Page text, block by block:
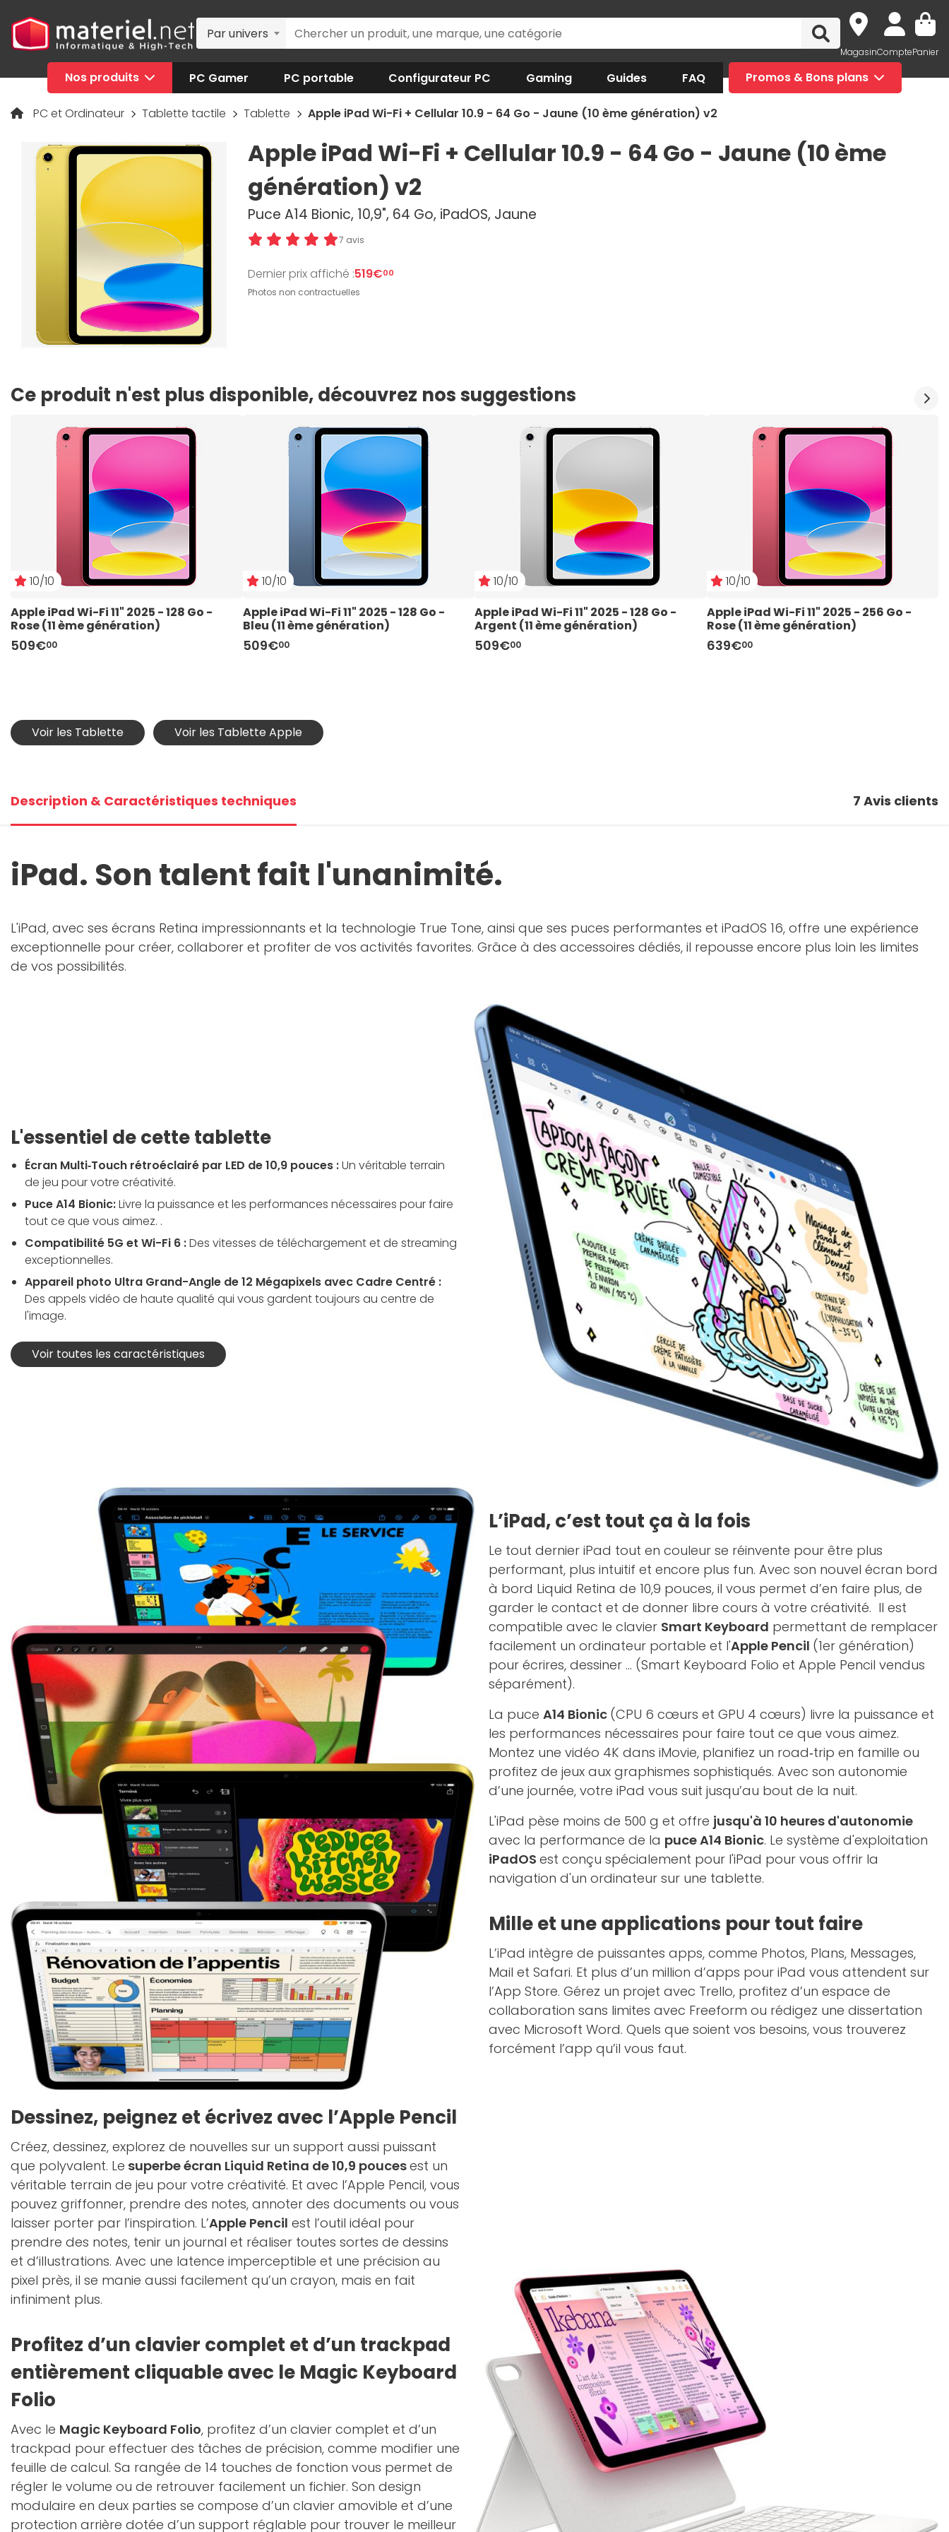
Par univers
MagasinComptePanier
Nos produits PC Gamer PC portable Configurateur PC Gaming Guides FAQ Promos & Bons plans
PC et Ordinateur Tablette tactile Tablette Apple iPad Wi-Fi + Cellular 10.9 - 64 Go - Jaune (10 ème génération) v2
Apple iPad Wi-Fi + Cellular 10.9 - 64 Go - Jaune (10 ème
génération) v2
Puce A14 Bionic, 10,9", 64 Go, iPadOS, Jaune
7 avis
Dernier prix affiché :519€00
Photos non contractuelles
Ce produit n'est plus disponible, découvrez nos suggestions
10/10
Apple iPad Wi-Fi 11" 2025 - 128 Go -
Rose (11 ème génération)
509€00
10/10
Apple iPad Wi-Fi 11" 2025 - 128 Go -
Bleu (11 ème génération)
509€00
10/10
Apple iPad Wi-Fi 11" 2025 - 128 Go -
Argent (11 ème génération)
509€00
10/10
Apple iPad Wi-Fi 11" 2025 - 256 Go -
Rose (11 ème génération)
639€00
Voir les Tablette Voir les Tablette Apple
Description & Caractéristiques techniques 7 Avis clients
iPad. Son talent fait l'unanimité.
L'iPad, avec ses écrans Retina impressionnants et la technologie True Tone, ainsi que ses puces performantes et iPadOS 16, offre une expérience
exceptionnelle pour créer, collaborer et profiter de vos activités favorites. Grâce à des accessoires dédiés, il repousse encore plus loin les limites
de vos possibilités.
L'essentiel de cette tablette
Écran Multi‑Touch rétroéclairé par LED de 10,9 pouces :Un véritable terrain
de jeu pour votre créativité.
Puce A14 Bionic:Livre la puissance et les performances nécessaires pour faire
tout ce que vous aimez. .
Compatibilité 5G et Wi-Fi 6 :Des vitesses de téléchargement et de streaming
exceptionnelles.
Appareil photo Ultra Grand-Angle de 12 Mégapixels avec Cadre Centré :
Des appels vidéo de haute qualité qui vous gardent toujours au centre de
l'image.
Voir toutes les caractéristiques
L’iPad, c’est tout ça à la fois
Le tout dernier iPad tout en couleur se réinvente pour être plus
performant, plus intuitif et encore plus fun. Avec son nouvel écran bord
à bord Liquid Retina de 10,9 pouces, il vous permet d’en faire plus, de
garder le contact et de donner libre cours à votre créativité. Il est
compatible avec le clavier Smart Keyboard permettant de remplacer
facilement un ordinateur portable et l'Apple Pencil (1er génération)
pour écrires, dessiner ... (Smart Keyboard Folio et Apple Pencil vendus
séparément).
La puce A14 Bionic (CPU 6 cœurs et GPU 4 cœurs) livre la puissance et
les performances nécessaires pour faire tout ce que vous aimez.
Montez une vidéo 4K dans iMovie, planifiez un road‑trip en famille ou
profitez de jeux aux graphismes sophistiqués. Avec son autonomie
d’une journée, votre iPad vous suit jusqu’au bout de la nuit.
L'iPad pèse moins de 500 g et offre jusqu'à 10 heures d'autonomie
avec la performance de la puce A14 Bionic. Le système d'exploitation
iPadOS est conçu spécialement pour l'iPad pour vous offrir la
navigation d'un ordinateur sur une tablette.
Mille et une applications pour tout faire
L’iPad intègre de puissantes apps, comme Photos, Plans, Messages,
Mail et Safari. Et plus d’un million d’apps pour iPad vous attendent sur
l’App Store. Gérez un projet avec Trello, profitez d’un espace de
collaboration sans limites avec Freeform ou rédigez une disser­tation
avec Microsoft Word. Quels que soient vos besoins, vous trouverez
forcément l’app qu’il vous faut.
Dessinez, peignez et écrivez avec l’Apple Pencil
Créez, dessinez, explorez de nouvelles sur un support aussi puissant
que polyvalent. Le superbe écran Liquid Retina de 10,9 poucesest un
véritable terrain de jeu pour votre créativité. Et avec l’Apple Pencil, vous
pouvez griffonner, prendre des notes, annoter des documents ou vous
laisser porter par l’inspiration. L’Apple Pencil est l’outil idéal pour
prendre des notes, tenir un journal et réaliser toutes sortes de dessins
et d’illustrations. Avec une latence imperceptible et une précision au
pixel près, il se manie aussi facilement qu’un crayon, mais en fait
infiniment plus.
Profitez d’un clavier complet et d’un trackpad
entièrement cliquable avec le Magic Keyboard
Folio
Avec le Magic Keyboard Folio, profitez d’un clavier complet et d’un
trackpad pour effectuer des tâches de précision, comme modifier une
feuille de calcul. Sa rangée de 14 touches de fonction vous permet de
régler le volume ou de retrouver facilement un fichier. Son design
modulaire en deux parties se compose d’un clavier amovible et d’une
protection arrière dotée d’un support réglable pour trouver le meilleur